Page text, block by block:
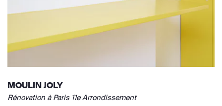
MOULIN JOLY
Rénovation à Paris 11e Arrondissement